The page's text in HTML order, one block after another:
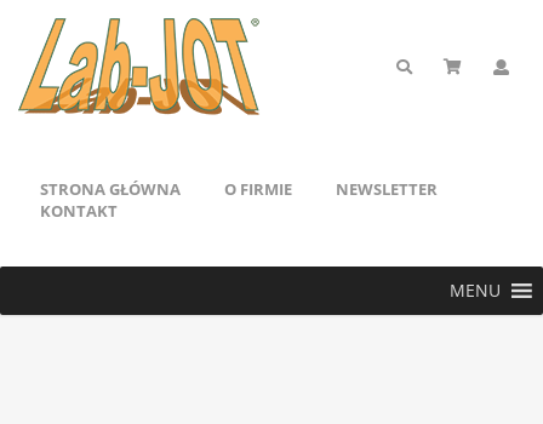
STRONA GŁÓWNA O FIRMIE
NEWSLETTER
KONTAKT
MENU